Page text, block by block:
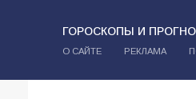
ГОРОСКОПЫ И
О САЙТЕ РЕКЛАМА